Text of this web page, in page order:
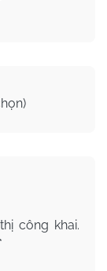
công khai.
*